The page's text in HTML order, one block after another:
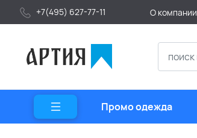
+7(495) 627-77-11 О компании
Промо одежда